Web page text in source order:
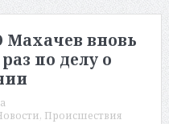
Махачев вновь
по делу о
, Происшествия